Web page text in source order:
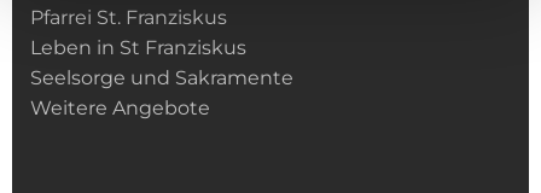
Pfarrei St. Franziskus
Leben in St Franziskus
Seelsorge und Sakramente
Weitere Angebote